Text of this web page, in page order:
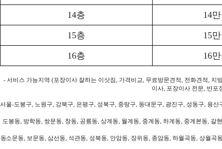
14층 14
15층 15
16층 16
- 서비스 가능지역 (포장이사 잘하는 이삿짐, 가격비교, 무료방문견적, 전화견적,
이사, 포장이사 전문, 반포
서울-도봉구, 노원구, 강북구, 은평구, 성북구, 중랑구, 동대문구, 광진구, 성동구, 용
도봉동, 방학동, 쌍문동, 창동, 공릉동, 상계동, 월계동, 중계동, 하계동, 중계본동,
동소문동, 보문동, 삼선동, 석관동, 성북동, 안암동, 장위동, 종암동, 하월곡동, 상월